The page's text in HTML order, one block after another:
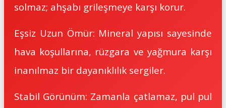
solmaz; ahşabı grileşmeye karşı korur.
Eşsiz Uzun Ömür: Mineral yapısı sayesinde
hava koşullarına, rüzgara ve yağmura karşı
inanılmaz bir dayanıklılık sergiler.
Stabil Görünüm: Zamanla çatlamaz, pul pul